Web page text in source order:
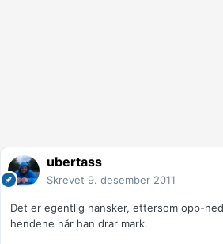
ubertass
Skrevet 9. desember 2011
Det er egentlig hansker, ettersom opp-
hendene når han drar mark.